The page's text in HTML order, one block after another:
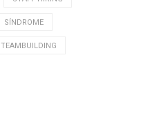
SÍNDROME
TEAMBUILDING